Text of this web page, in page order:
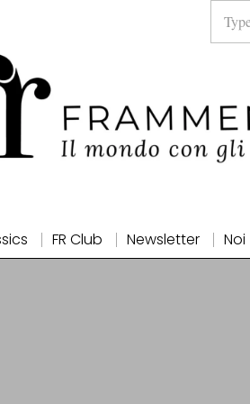
FR Club Newsletter Noi